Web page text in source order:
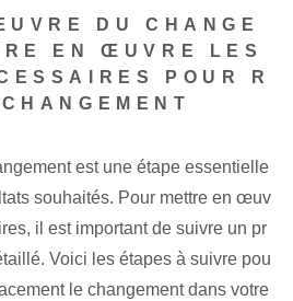
DU CHANGE
EN ŒUVRE LES
POUR R
est une étape essentielle
souhaités. Pour mettre en œuv
il est important de suivre un pr
Voici les étapes à suivre pou
le changement dans votre